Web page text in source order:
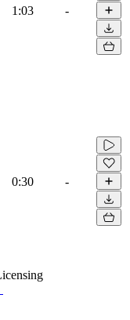
1:03 -
0:30 -